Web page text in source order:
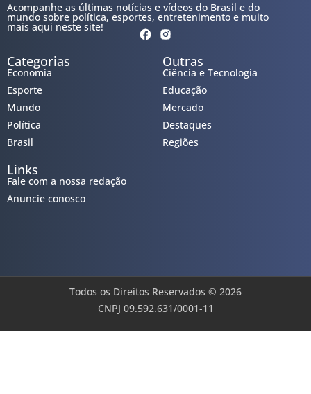
Acompanhe as últimas notícias e vídeos do Brasil e do
mundo sobre política, esportes, entretenimento e muito
mais aqui neste site!
Categorias
Economia
Esporte
Mundo
Política
Brasil
Outras
Ciência e Tecnologia
Educação
Mercado
Destaques
Regiões
Links
Fale com a nossa redação
Anuncie conosco
Todos os Direitos Reservados © 2026
CNPJ 09.592.631/0001-11